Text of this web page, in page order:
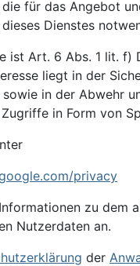
für das Angebot
Dienstes
ist Art. 6 Abs. 1 lit. f)
liegt in der
in der Abwehr
in Form von
privacy
zu dem
Nutzerdaten an.
der